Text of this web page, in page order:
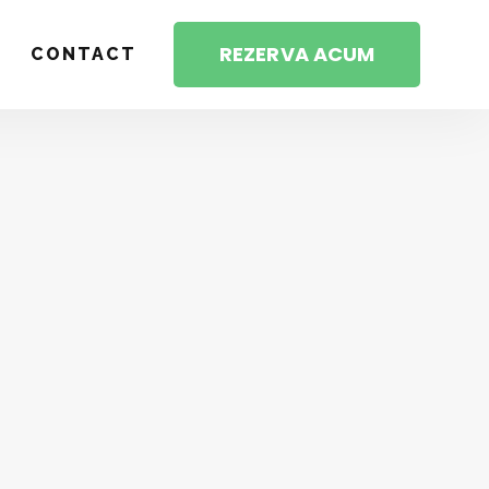
REZERVA ACUM
CONTACT